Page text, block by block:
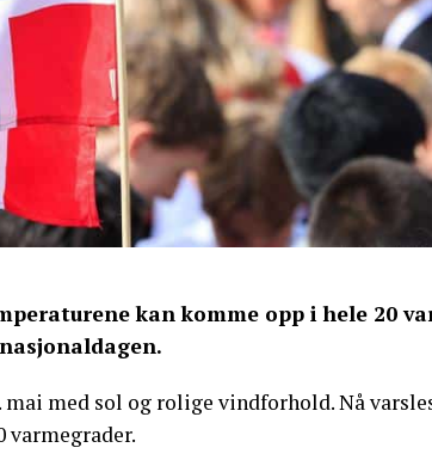
kan komme opp i hele 20
med sol og rolige vindforhold. Nå
varmegrader.